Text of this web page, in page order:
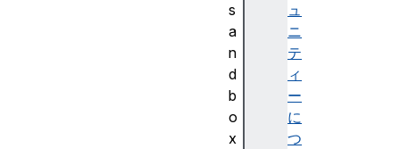
ュ
ニ
テ
ィ
ー
に
つ
s
a
n
d
b
o
x